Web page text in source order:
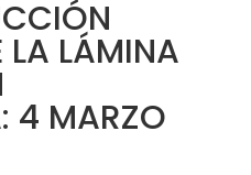
LA LÁMINA
4 MARZO